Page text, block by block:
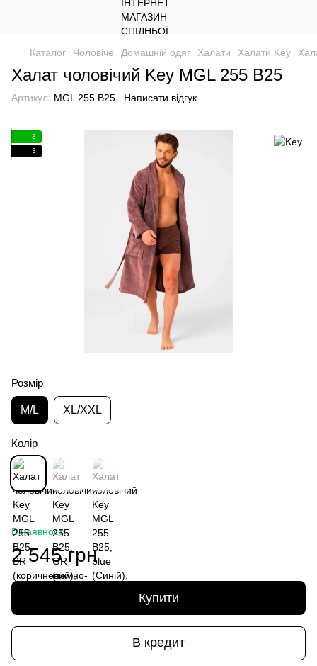
Каталог Чоловіче Домашній одяг Халати Халати Key
Халат чоловічий Key MGL 255 B25
Артикул: MGL 255 B25 Написати відгук
3
3
Розмір
M/L XL/XXL
Колір
В наявності
2 545 грн
Купити
В кредит